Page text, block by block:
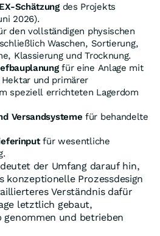
Schätzungdes Projekts
2026).
den vollständigen physischen
Waschen, Sortierung,
Klassierung und Trocknung.
für eine Anlage mit
und primärer
speziell errichteten Lagerdom
Versandsysteme für behandelte
für wesentliche
der Umfang darauf hin,
konzeptionelle Prozessdesign
Verständnis dafür
letztlich gebaut,
genommen und betrieben